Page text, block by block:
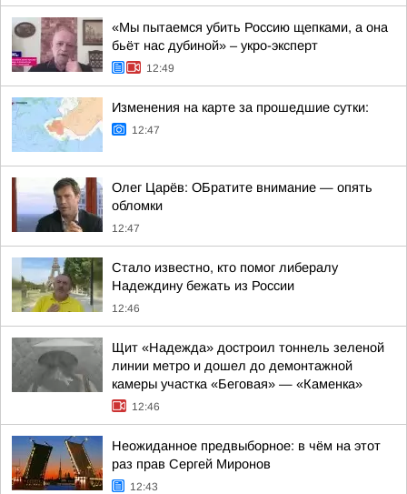
«Мы пытаемся убить Россию щепками, а она
бьёт нас дубиной» – укро-эксперт
12:49
Изменения на карте за прошедшие сутки:
12:47
Олег Царёв: ОБратите внимание — опять
обломки
12:47
Стало известно, кто помог либералу
Надеждину бежать из России
12:46
Щит «Надежда» достроил тоннель зеленой
линии метро и дошел до демонтажной
камеры участка «Беговая» — «Каменка»
12:46
Неожиданное предвыборное: в чём на этот
раз прав Сергей Миронов
12:43